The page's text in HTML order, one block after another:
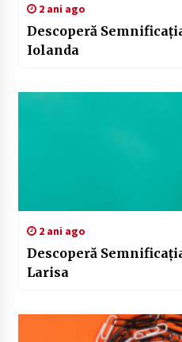
2 ani ago
Descoperă
Iolanda
2 ani ago
Descoperă
Larisa